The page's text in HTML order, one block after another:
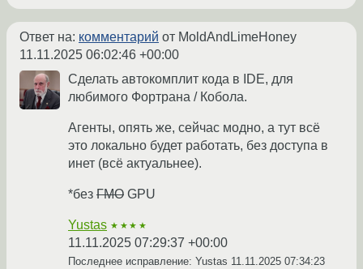
Ответ на: комментарий от MoldAndLimeHoney
11.11.2025 06:02:46 +00:00
Сделать автокомплит кода в IDE, для
любимого Фортрана / Кобола.
Агенты, опять же, сейчас модно, а тут всё
это локально будет работать, без доступа в
инет (всё актуальнее).
*без ГМО GPU
Yustas ★★★★
11.11.2025 07:29:37 +00:00
Последнее исправление: Yustas 11.11.2025 07:34:23